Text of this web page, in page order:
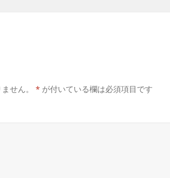
せん。 * が付いている欄は必須項目です